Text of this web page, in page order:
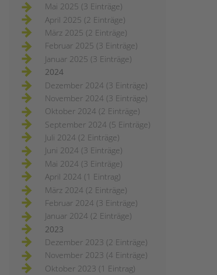
Mai 2025 (3 Einträge)
April 2025 (2 Einträge)
März 2025 (2 Einträge)
Februar 2025 (3 Einträge)
Januar 2025 (3 Einträge)
2024
Dezember 2024 (3 Einträge)
November 2024 (3 Einträge)
Oktober 2024 (2 Einträge)
September 2024 (5 Einträge)
Juli 2024 (2 Einträge)
Juni 2024 (3 Einträge)
Mai 2024 (3 Einträge)
April 2024 (1 Eintrag)
März 2024 (2 Einträge)
Februar 2024 (3 Einträge)
Januar 2024 (2 Einträge)
2023
Dezember 2023 (2 Einträge)
November 2023 (4 Einträge)
Oktober 2023 (1 Eintrag)